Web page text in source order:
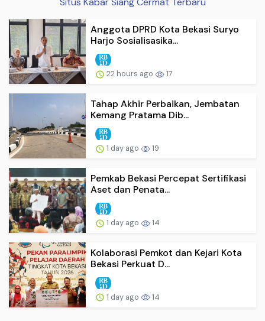
Anggota DPRD Kota Bekasi Suryo
Harjo Sosialisasika...
22 hours ago 17
Tahap Akhir Perbaikan, Jembatan
Kemang Pratama Dib...
1 day ago 19
Pemkab Bekasi Percepat Sertifikasi
Aset dan Penata...
1 day ago 14
Kolaborasi Pemkot dan Kejari Kota
Bekasi Perkuat D...
1 day ago 14